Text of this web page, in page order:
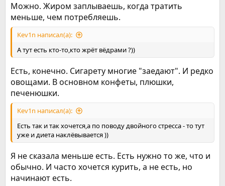
Можно. Жиром заплываешь, когда тратить
меньше, чем потребляешь.
Kev1n написал(а):
А тут есть кто-то,кто жрёт вёдрами ?))
Есть, конечно. Сигарету многие "заедают". И редко
овощами. В основном конфеты, плюшки,
печенюшки.
Kev1n написал(а):
Есть так и так хочется,а по поводу двойного стресса - то тут
уже и диета наклёвывается ))
Я не сказала меньше есть. Есть нужно то же, что и
обычно. И часто хочется курить, а не есть, но
начинают есть.